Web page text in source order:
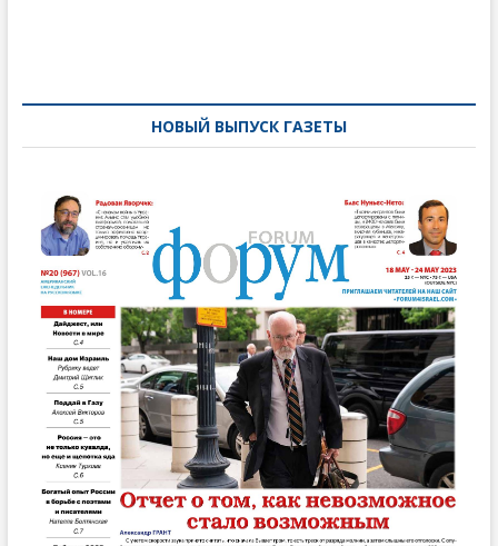
записямНОВЫЙ ВЫПУСК ГАЗЕТЫ